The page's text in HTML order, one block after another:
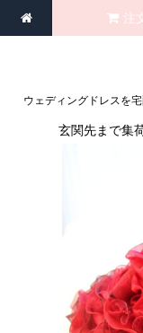
ウェディングドレスを
注
玄関先まで集